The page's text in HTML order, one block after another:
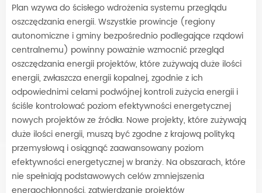
Plan wzywa do ścisłego wdrożenia systemu przeglądu
oszczędzania energii. Wszystkie prowincje (regiony
autonomiczne i gminy bezpośrednio podlegające rządowi
centralnemu) powinny poważnie wzmocnić przegląd
oszczędzania energii projektów, które zużywają duże ilości
energii, zwłaszcza energii kopalnej, zgodnie z ich
odpowiednimi celami podwójnej kontroli zużycia energii i
ściśle kontrolować poziom efektywności energetycznej
nowych projektów ze źródła. Nowe projekty, które zużywają
duże ilości energii, muszą być zgodne z krajową polityką
przemysłową i osiągnąć zaawansowany poziom
efektywności energetycznej w branży. Na obszarach, które
nie spełniają podstawowych celów zmniejszenia
energochłonności, zatwierdzanie projektów